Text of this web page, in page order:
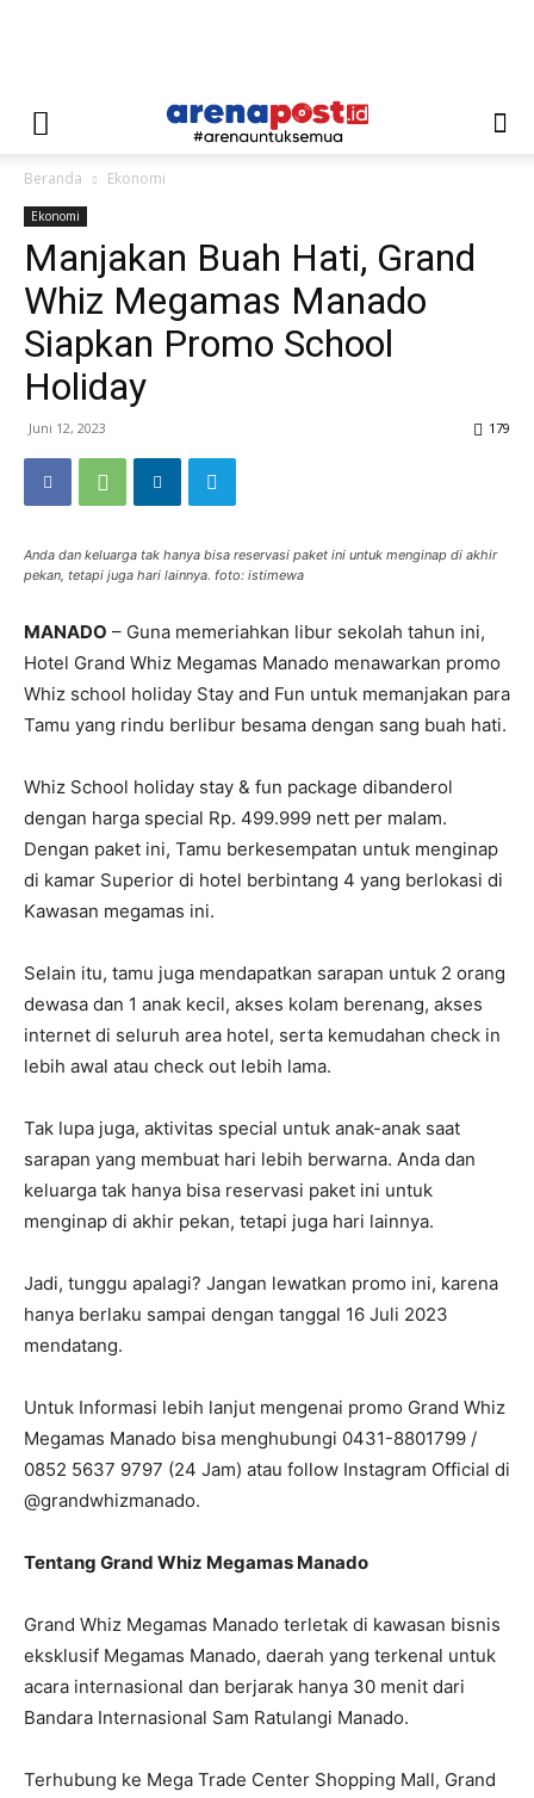
Beranda Ekonomi
Ekonomi
Manjakan Buah Hati, Grand
Whiz Megamas Manado
Siapkan Promo School
Holiday
Juni 12, 2023 179
Anda dan keluarga tak hanya bisa reservasi paket ini untuk menginap di akhir
pekan, tetapi juga hari lainnya. foto: istimewa
MANADO – Guna memeriahkan libur sekolah tahun ini,
Hotel Grand Whiz Megamas Manado menawarkan promo
Whiz school holiday Stay and Fun untuk memanjakan para
Tamu yang rindu berlibur besama dengan sang buah hati.
Whiz School holiday stay & fun package dibanderol
dengan harga special Rp. 499.999 nett per malam.
Dengan paket ini, Tamu berkesempatan untuk menginap
di kamar Superior di hotel berbintang 4 yang berlokasi di
Kawasan megamas ini.
Selain itu, tamu juga mendapatkan sarapan untuk 2 orang
dewasa dan 1 anak kecil, akses kolam berenang, akses
internet di seluruh area hotel, serta kemudahan check in
lebih awal atau check out lebih lama.
Tak lupa juga, aktivitas special untuk anak-anak saat
sarapan yang membuat hari lebih berwarna. Anda dan
keluarga tak hanya bisa reservasi paket ini untuk
menginap di akhir pekan, tetapi juga hari lainnya.
Jadi, tunggu apalagi? Jangan lewatkan promo ini, karena
hanya berlaku sampai dengan tanggal 16 Juli 2023
mendatang.
Untuk Informasi lebih lanjut mengenai promo Grand Whiz
Megamas Manado bisa menghubungi 0431-8801799 /
0852 5637 9797 (24 Jam) atau follow Instagram Official di
@grandwhizmanado.
Tentang Grand Whiz Megamas Manado
Grand Whiz Megamas Manado terletak di kawasan bisnis
eksklusif Megamas Manado, daerah yang terkenal untuk
acara internasional dan berjarak hanya 30 menit dari
Bandara Internasional Sam Ratulangi Manado.
Terhubung ke Mega Trade Center Shopping Mall, Grand